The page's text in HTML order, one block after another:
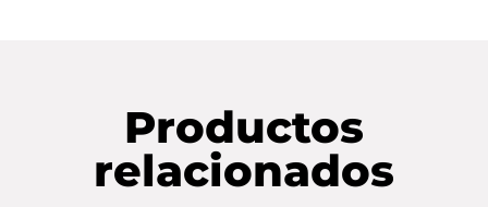
Productos
relacionados